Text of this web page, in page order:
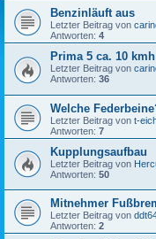
Benzinläuft aus
Letzter Beitrag von
Antworten: 4
Prima 5 ca. 10
Letzter Beitrag von
Antworten: 36
Welche
Letzter Beitrag von t-
Antworten: 7
Kupplungsaufbau
Letzter Beitrag von
Antworten: 50
Mitnehmer
Letzter Beitrag von
Antworten: 2